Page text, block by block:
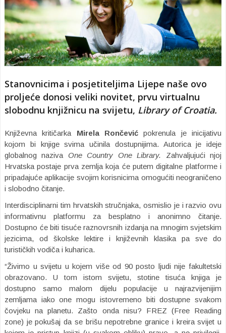
Stanovnicima i posjetiteljima Lijepe naše ovo
proljeće donosi veliki novitet, prvu virtualnu
slobodnu knjižnicu na svijetu, Library of Croatia.
Književna kritičarka Mirela Rončević pokrenula je inicijativu
kojom bi knjige svima učinila dostupnijima. Autorica je ideje
globalnog naziva One Country One Library. Zahvaljujući njoj
Hrvatska postaje prva zemlja koja će putem digitalne platforme i
pripadajuće aplikacije svojim korisnicima omogućiti neograničeno
i slobodno čitanje.
Interdisciplinarni tim hrvatskih stručnjaka, osmislio je i razvio ovu
informativnu platformu za besplatno i anonimno čitanje.
Dostupno će biti tisuće raznovrsnih izdanja na mnogim svjetskim
jezicima, od školske lektire i književnih klasika pa sve do
turističkih vodiča i kuharica.
“Živimo u svijetu u kojem više od 90 posto ljudi nije fakultetski
obrazovano. U tom istom svijetu, stotine tisuća knjiga je
dostupno samo malom dijelu populacije u najrazvijenijim
zemljama iako one mogu istovremeno biti dostupne svakom
čovjeku na planetu. Zašto onda nisu? FREZ (Free Reading
zone) je pokušaj da se brišu nepotrebne granice i kreira svijet u